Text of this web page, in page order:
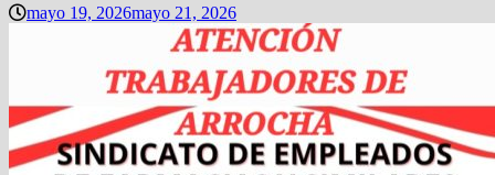
mayo 19, 2026mayo 21, 2026